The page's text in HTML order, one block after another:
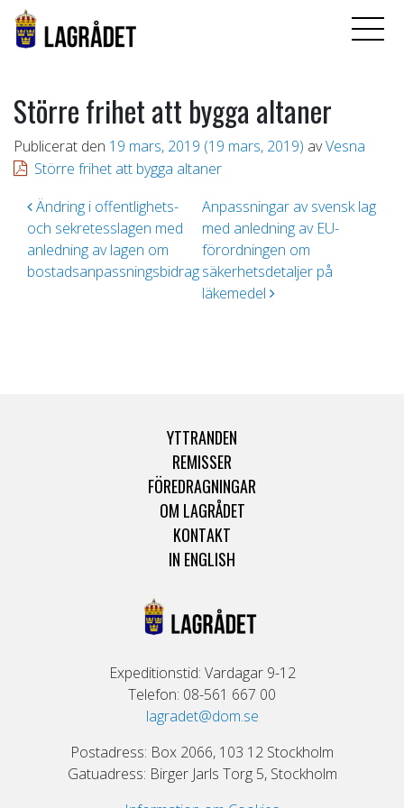
Större frihet att bygga altaner
Publicerat den 19 mars, 2019 (19 mars, 2019) avVesna
Större frihet att bygga altaner
Inläggsnavigering
Ändring i offentlighets-
och sekretesslagen med
anledning av lagen om
bostadsanpassningsbidrag
Anpassningar av svensk lag
med anledning av EU-
förordningen om
säkerhetsdetaljer på
läkemedel
YTTRANDEN
REMISSER
FÖREDRAGNINGAR
OM LAGRÅDET
KONTAKT
IN ENGLISH
Expeditionstid: Vardagar 9-12
Telefon: 08-561 667 00
lagradet@dom.se
Postadress: Box 2066, 103 12 Stockholm
Gatuadress: Birger Jarls Torg 5, Stockholm